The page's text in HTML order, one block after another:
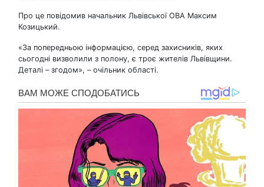
Про це повідомив начальник Львівської ОВА Максим
Козицький.
«За попередньою інформацією, серед захисників, яких
сьогодні визволили з полону, є троє жителів Львівщини.
Деталі – згодом», – очільник області.